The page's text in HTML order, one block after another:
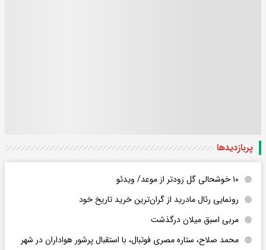
پربازدید‌ها
۱۰ خوشحالی گل زودتر از موعد/ ویدئو
رونمایی رئال مادرید از گران‌ترین خرید تاریخ خود
مربی اسبق میلان درگذشت
محمد صلاح، ستاره مصری فوتبال، با استقبال پرشور هواداران در شهر